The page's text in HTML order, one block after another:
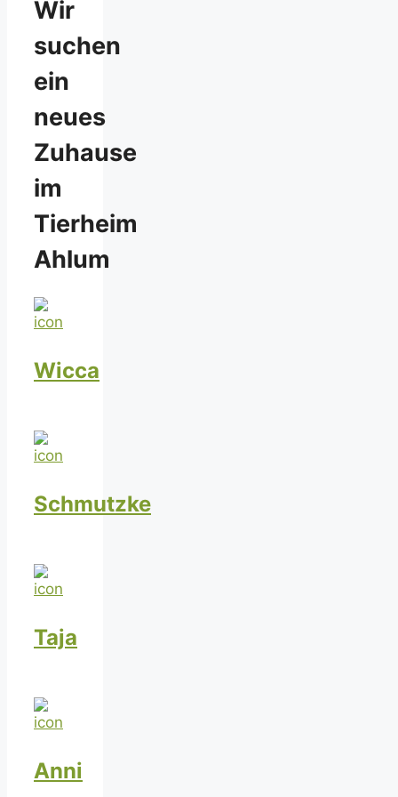
Wir
suchen
ein
neues
Zuhause
im
Tierheim
Ahlum
Wicca
Schmutzke
Taja
Anni